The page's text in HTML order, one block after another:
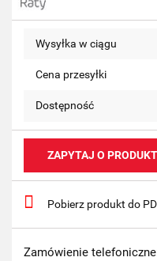
Wysyłka w ciągu
Cena przesyłki
Dostępność
ZAPYTAJ O PRODUKT
Pobierz produkt do
Zamówienie